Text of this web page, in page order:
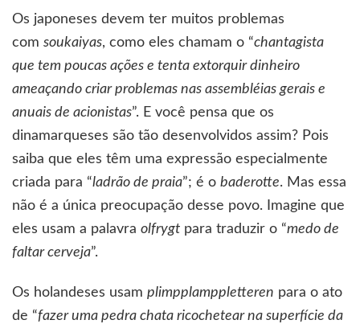
Os japoneses devem ter muitos problemas
com soukaiyas, como eles chamam o “chantagista
que tem poucas ações e tenta extorquir dinheiro
ameaçando criar problemas nas assembléias gerais e
anuais de acionistas”. E você pensa que os
dinamarqueses são tão desenvolvidos assim? Pois
saiba que eles têm uma expressão especialmente
criada para “ladrão de praia”; é o baderotte. Mas essa
não é a única preocupação desse povo. Imagine que
eles usam a palavra olfrygt para traduzir o “medo de
faltar cerveja”.
Os holandeses usam plimpplamppletteren para o ato
de “fazer uma pedra chata ricochetear na superfície da